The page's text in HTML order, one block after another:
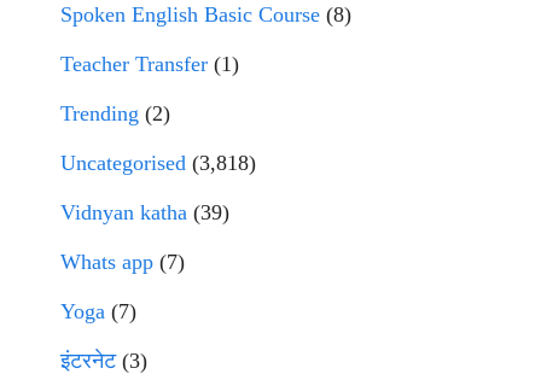
Spoken English Basic Course (8)
Teacher Transfer (1)
Trending (2)
Uncategorised (3,818)
Vidnyan katha (39)
Whats app (7)
Yoga (7)
इंटरनेट(3)